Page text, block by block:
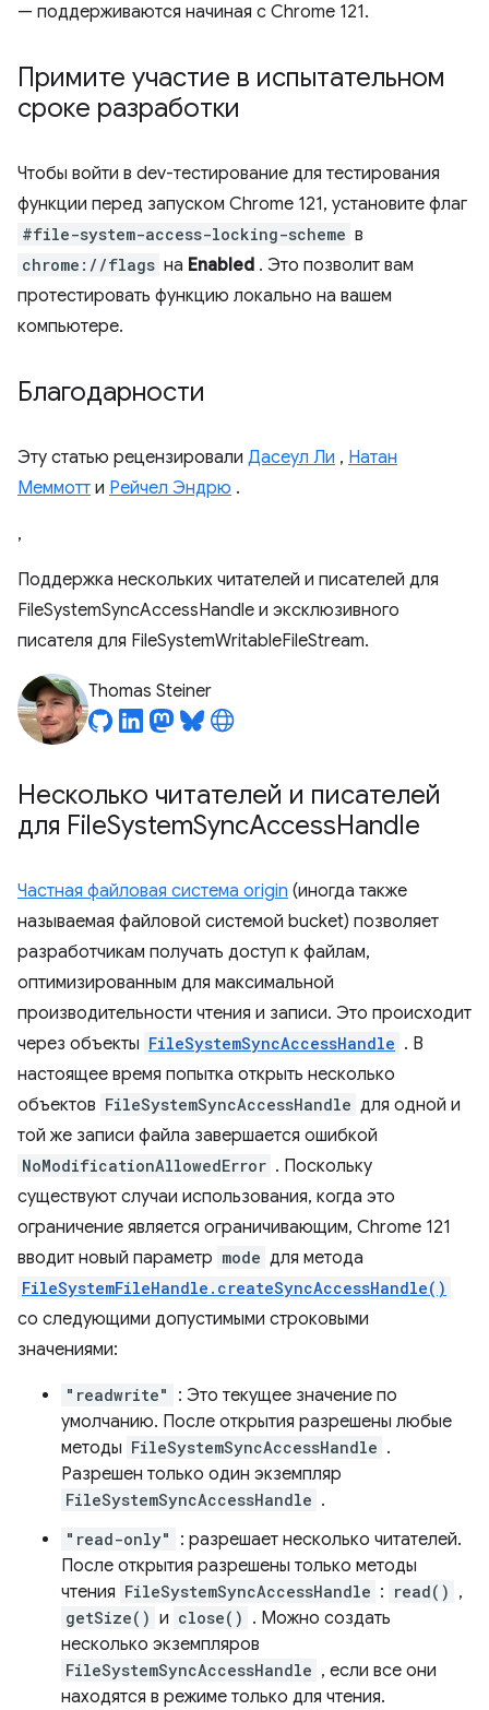
— поддерживаются начиная с Chrome 121.
Примите участие в испытательном
сроке разработки
Чтобы войти в dev-тестирование для тестирования
функции перед запуском Chrome 121, установите флаг
#file-system-access-locking-scheme в
chrome://flags на Enabled . Это позволит вам
протестировать функцию локально на вашем
компьютере.
Благодарности
Эту статью рецензировали Дасеул Ли , Натан
Меммотт и Рейчел Эндрю .
,
Поддержка нескольких читателей и писателей для
FileSystemSyncAccessHandle и эксклюзивного
писателя для FileSystemWritableFileStream.
Thomas Steiner
Несколько читателей и писателей
для FileSystemSyncAccessHandle
Частная файловая система origin (иногда также
называемая файловой системой bucket) позволяет
разработчикам получать доступ к файлам,
оптимизированным для максимальной
производительности чтения и записи. Это происходит
через объекты FileSystemSyncAccessHandle . В
настоящее время попытка открыть несколько
объектов FileSystemSyncAccessHandle для одной и
той же записи файла завершается ошибкой
NoModificationAllowedError . Поскольку
существуют случаи использования, когда это
ограничение является ограничивающим, Chrome 121
вводит новый параметр mode для метода
FileSystemFileHandle.createSyncAccessHandle()
со следующими допустимыми строковыми
значениями:
"readwrite"
: Это текущее значение по
умолчанию. После открытия разрешены любые
методы FileSystemSyncAccessHandle .
Разрешен только один экземпляр
FileSystemSyncAccessHandle .
"read-only"
: разрешает несколько читателей.
После открытия разрешены только методы
чтения FileSystemSyncAccessHandle : read() ,
getSize() и close() . Можно создать
несколько экземпляров
FileSystemSyncAccessHandle , если все они
находятся в режиме только для чтения.